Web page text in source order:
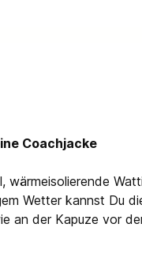
Coachjacke
wärmeisolierende
Wetter kannst Du
an der Kapuze vor